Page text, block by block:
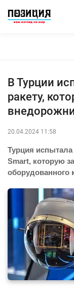
В Турции
ракету,
20.04.2024 11:58
Турция
Smart, которую
оборудованного